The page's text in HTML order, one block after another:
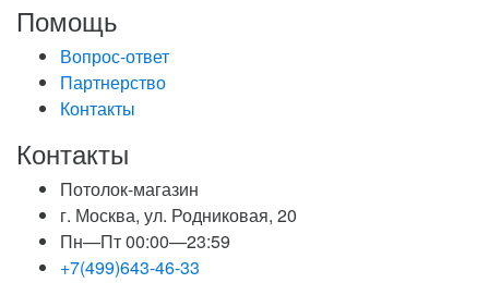
Помощь
Вопрос-ответ
Партнерство
Контакты
Контакты
Потолок-магазин
г. Москва, ул. Родниковая, 20
Пн—Пт 00:00—23:59
+7(499)643-46-33